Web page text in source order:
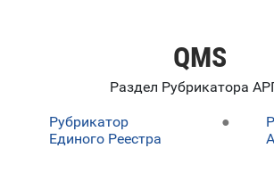
QMS
Раздел Рубрикатора
Рубрикатор
Единого Реестра
●